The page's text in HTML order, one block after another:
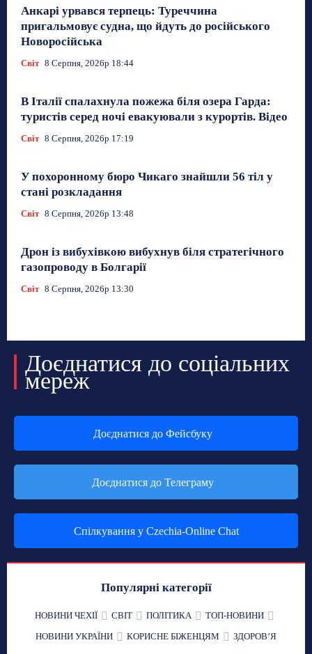
Анкарі урвався терпець: Туреччина
пригальмовує судна, що йдуть до російського
Новоросійська
Світ 8 Серпня, 2026р 18:44
В Італії спалахнула пожежа біля озера Гарда:
туристів серед ночі евакуювали з курортів. Відео
Світ 8 Серпня, 2026р 17:19
У похоронному бюро Чикаго знайшли 56 тіл у
стані розкладання
Світ 8 Серпня, 2026р 13:48
Дрон із вибухівкою вибухнув біля стратегічного
газопроводу в Болгарії
Світ 8 Серпня, 2026р 13:30
Доєднатися до соціальних
мереж
Доєднатися до Фейсбуку
Доєднатися до Телеграму
Спілкування у Czechia-Online Chat
Популярні категорії
НОВИНИ ЧЕХІЇ СВІТ ПОЛІТИКА
ТОП-НОВИНИ
НОВИНИ УКРАЇНИ
КОРИСНЕ БІЖЕНЦЯМ ЗДОРОВʼЯ